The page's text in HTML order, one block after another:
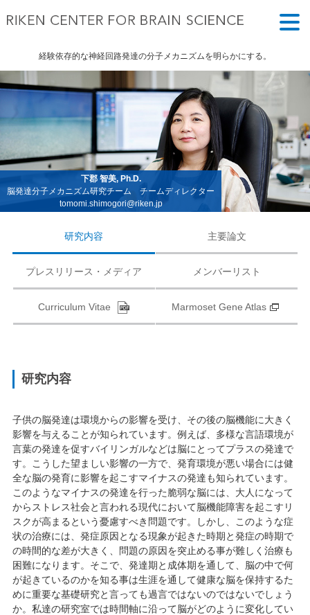
経験依存的な神経回路発達の分子メカニズムを明らかにする。
下郡 智美, Ph.D.
脳発達分子メカニズム研究チーム チームディレクター
tomomi.shimogori@riken.jp
研究内容 主要論文
プレスリリース・メディア メンバーリスト
Curriculum Vitae Marmoset Gene Atlas
研究内容
子供の脳発達は環境からの影響を受け、その後の脳機能に大きく
影響を与えることが知られています。例えば、多様な言語環境が
言葉の発達を促すバイリンガルなどは脳にとってプラスの発達で
す。こうした望ましい影響の一方で、発育環境が悪い場合には健
全な脳の発育に影響を起こすマイナスの発達も知られています。
このようなマイナスの発達を行った脆弱な脳には、大人になって
からストレス社会と言われる現代において脳機能障害を起こすリ
スクが高まるという憂慮すべき問題です。しかし、このような症
状の治療には、発症原因となる現象が起きた時期と発症の時期で
の時間的な差が大きく、問題の原因を突止める事が難しく治療も
困難になります。そこで、発達期と成体期を通して、脳の中で何
が起きているのかを知る事は生涯を通して健康な脳を保持するた
めに重要な基礎研究と言っても過言ではないのではないでしょう
か。私達の研究室では時間軸に沿って脳がどのように変化してい